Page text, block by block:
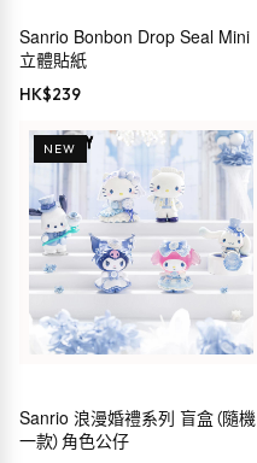
Sanrio Bonbon Drop Seal Mini
立體貼紙
HK$239
NEW
Sanrio 浪漫婚禮系列 盲盒（隨機
一款）角色公仔